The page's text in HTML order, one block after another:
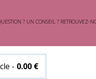
? UN CONSEIL ?
- 0.00 €